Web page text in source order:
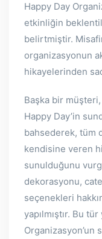
Happy Day
etkinliğin
belirtmiştir.
organizasyonun
hikayelerinden
Başka bir
Happy Day’in
bahsederek, tüm
kendisine veren
sunulduğunu
dekorasyonu,
seçenekleri
yapılmıştır. Bu